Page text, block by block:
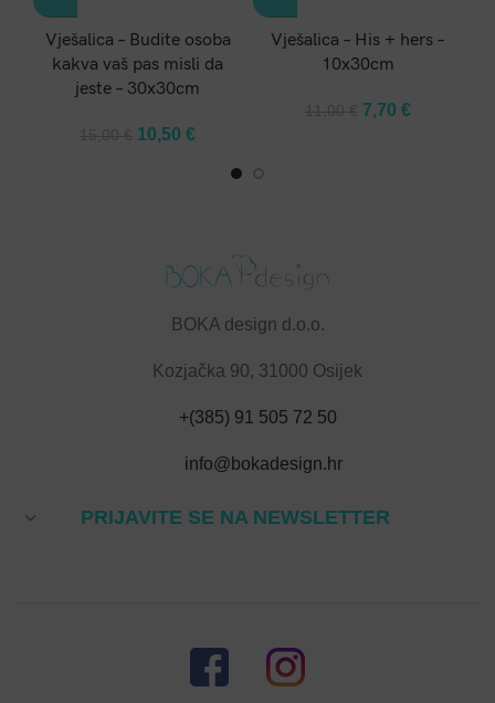
Vješalica – Budite osoba
kakva vaš pas misli da
jeste – 30x30cm
Original
10,50 €Current
Vješalica – His + hers –
10x30cm
Original
7,70 €Current
BOKA design d.o.o.
Kozjačka 90, 31000 Osijek
+(385) 91 505 72 50
info@bokadesign.hr
PRIJAVITE SE NA NEWSLETTER